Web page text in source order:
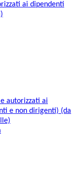
ai dipendenti
autorizzati ai
e non dirigenti) (da